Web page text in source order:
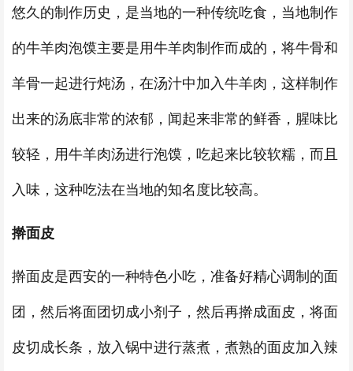
悠久的制作历史，是当地的一种传统吃食，当地制作
的牛羊肉泡馍主要是用牛羊肉制作而成的，将牛骨和
羊骨一起进行炖汤，在汤汁中加入牛羊肉，这样制作
出来的汤底非常的浓郁，闻起来非常的鲜香，腥味比
较轻，用牛羊肉汤进行泡馍，吃起来比较软糯，而且
入味，这种吃法在当地的知名度比较高。
擀面皮
擀面皮是西安的一种特色小吃，准备好精心调制的面
团，然后将面团切成小剂子，然后再擀成面皮，将面
皮切成长条，放入锅中进行蒸煮，煮熟的面皮加入辣